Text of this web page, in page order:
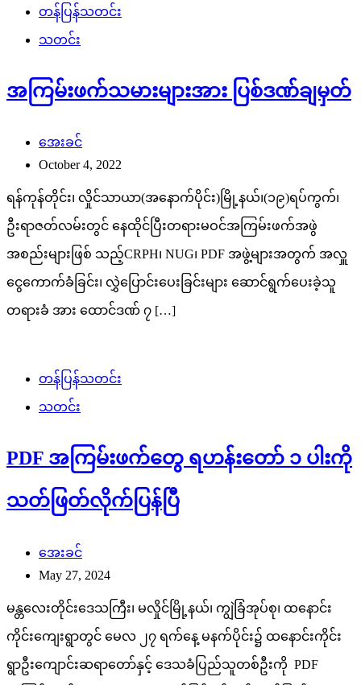
တန်ပြန်သတင်း
သတင်း
အကြမ်းဖက်သမားများအား ပြစ်ဒဏ်ချမှတ်
အေးခင်
October 4, 2022
ရန်ကုန်တိုင်း၊ လှိုင်သာယာ(အနောက်ပိုင်း)မြို့နယ်၊(၁၉)ရပ်ကွက်၊
ဦးရာဇတ်လမ်းတွင် နေထိုင်ပြီးတရားမဝင်အကြမ်းဖက်အဖွဲ
အစည်းများဖြစ် သည့်CRPH၊ NUG၊ PDF အဖွဲ့များအတွက် အလှူ
ငွေကောက်ခံခြင်း၊ လွှဲပြောင်းပေးခြင်းများ ဆောင်ရွက်ပေးခဲ့သူ
တရားခံ အား ထောင်ဒဏ် ၇ […]
တန်ပြန်သတင်း
သတင်း
PDF အကြမ်းဖက်တွေ ရဟန်းတော် ၁ ပါးကို
သတ်ဖြတ်လိုက်ပြန်ပြီ
အေးခင်
May 27, 2024
မန္တလေးတိုင်းဒေသကြီး၊ မလှိုင်မြို့နယ်၊ ကျွဲခြံအုပ်စု၊ ထနောင်း
ကိုင်းကျေးရွာတွင် မေလ ၂၇ ရက်နေ့ မနက်ပိုင်း၌ ထနောင်းကိုင်း
ရွာဦးကျောင်းဆရာတော်နှင့် ဒေသခံပြည်သူတစ်ဦးကို PDF